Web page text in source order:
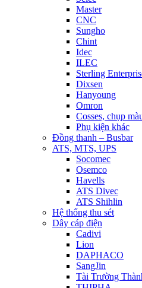
Master
CNC
Sungho
Chint
Idec
ILEC
Sterling
Dixsen
Hanyoung
Omron
Cosses, chụp
Phụ kiện khác
Đồng thanh – Busbar
ATS, MTS, UPS
Socomec
Osemco
Havells
ATS Divec
ATS Shihlin
Hệ thống thu sét
Dây cáp điện
Cadivi
Lion
DAPHACO
SangJin
Tài Trường